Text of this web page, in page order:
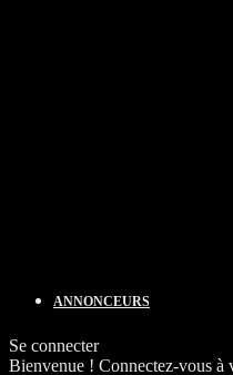
ANNONCEURS
Se connecter
Bienvenue ! Connectez-vous à